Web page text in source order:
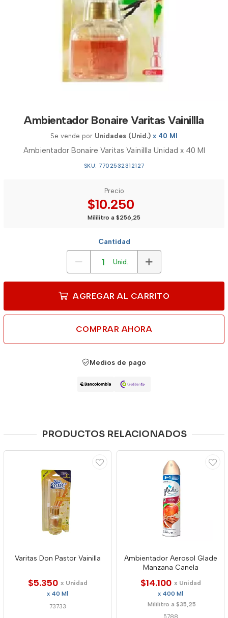
Ambientador Bonaire Varitas Vainillla
Se vende por Unidades (Unid.) x 40 Ml
Ambientador Bonaire Varitas Vainillla Unidad x 40 Ml
SKU: 7702532312127
Precio
$10.250
Mililitro a $256,25
Cantidad
Unid.
AGREGAR AL CARRITO
COMPRAR AHORA
Medios de pago
PRODUCTOS RELACIONADOS
Varitas Don Pastor Vainilla
$5.350 x Unidad
x 40 Ml
73733
Ambientador Aerosol Glade
Manzana Canela
$14.100 x Unidad
x 400 Ml
Mililitro a $35,25